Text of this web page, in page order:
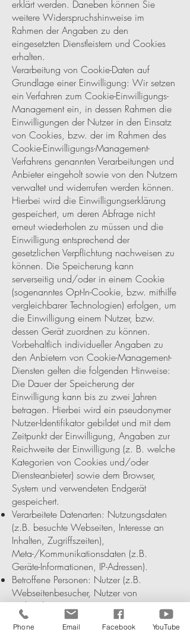
erklärt werden. Daneben können Sie
weitere Widerspruchshinweise im
Rahmen der Angaben zu den
eingesetzten Dienstleistern und Cookies
erhalten.
Verarbeitung von Cookie-Daten auf
Grundlage einer Einwilligung: Wir setzen
ein Verfahren zum Cookie-Einwilligungs-
Management ein, in dessen Rahmen die
Einwilligungen der Nutzer in den Einsatz
von Cookies, bzw. der im Rahmen des
Cookie-Einwilligungs-Management-
Verfahrens genannten Verarbeitungen und
Anbieter eingeholt sowie von den Nutzern
verwaltet und widerrufen werden können.
Hierbei wird die Einwilligungserklärung
gespeichert, um deren Abfrage nicht
erneut wiederholen zu müssen und die
Einwilligung entsprechend der
gesetzlichen Verpflichtung nachweisen zu
können. Die Speicherung kann
serverseitig und/oder in einem Cookie
(sogenanntes Opt-In-Cookie, bzw. mithilfe
vergleichbarer Technologien) erfolgen, um
die Einwilligung einem Nutzer, bzw.
dessen Gerät zuordnen zu können.
Vorbehaltlich individueller Angaben zu
den Anbietern von Cookie-Management-
Diensten gelten die folgenden Hinweise:
Die Dauer der Speicherung der
Einwilligung kann bis zu zwei Jahren
betragen. Hierbei wird ein pseudonymer
Nutzer-Identifikator gebildet und mit dem
Zeitpunkt der Einwilligung, Angaben zur
Reichweite der Einwilligung (z. B. welche
Kategorien von Cookies und/oder
Diensteanbieter) sowie dem Browser,
System und verwendeten Endgerät
gespeichert.
Verarbeitete Datenarten: Nutzungsdaten
(z.B. besuchte Webseiten, Interesse an
Inhalten, Zugriffszeiten),
Meta-/Kommunikationsdaten (z.B.
Geräte-Informationen, IP-Adressen).
Betroffene Personen: Nutzer (z.B.
Webseitenbesucher, Nutzer von
Onlinediensten).
Rechtsgrundlagen: Einwilligung (Art. 6
Abs. 1 S. 1 lit. a. DSGVO), Berechtigte
Phone Email Facebook YouTube